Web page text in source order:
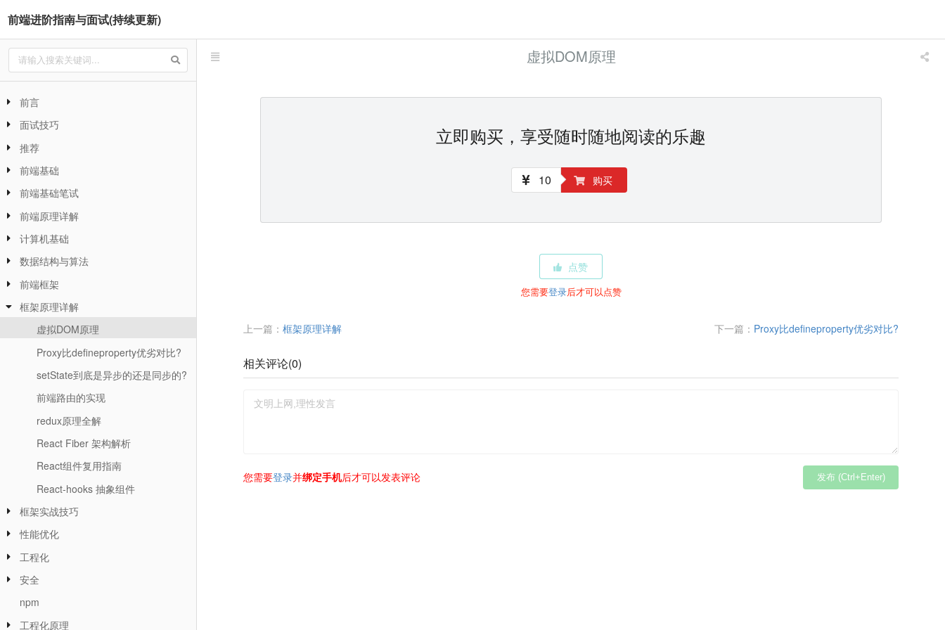
前端进阶指南与面试(持续更新)
前言
面试技巧
推荐
前端基础
前端基础笔试
前端原理详解
计算机基础
数据结构与算法
前端框架
框架原理详解
虚拟DOM原理
Proxy比defineproperty优劣对比?
setState到底是异步的还是同步的?
前端路由的实现
redux原理全解
React Fiber 架构解析
React组件复用指南
React-hooks 抽象组件
框架实战技巧
性能优化
工程化
安全
npm
工程化原理
虚拟DOM原理
立即购买，享受随时随地阅读的乐趣
10 购买
点赞
您需要登录后才可以点赞
上一篇： 框架原理详解 下一篇： Proxy比defineproperty优劣对比?
相关评论(0)
您需要登录并绑定手机后才可以发表评论 发布 (Ctrl+Enter)